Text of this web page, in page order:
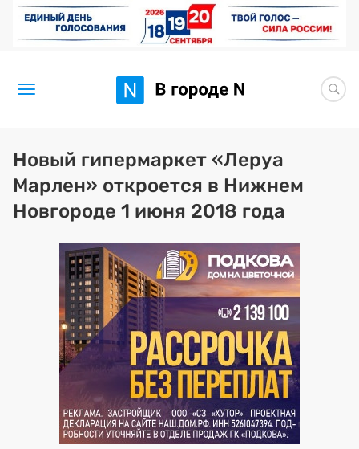
Новости
Статьи
Здоровье
BORЩ
Искусство исцелять
Премия 2026 (текущая)
Премия 2025
Эксперты
Новый гипермаркет «Леруа
Марлен» откроется в Нижнем
Новгороде 1 июня 2018 года